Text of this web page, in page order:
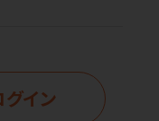
グイン